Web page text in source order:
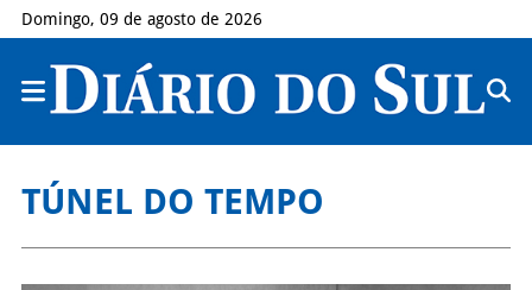
Domingo, 09 de agosto de 2026
TÚNEL DO TEMPO